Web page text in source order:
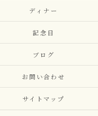
ディナー
記念日
ブログ
お問い合わせ
サイトマップ